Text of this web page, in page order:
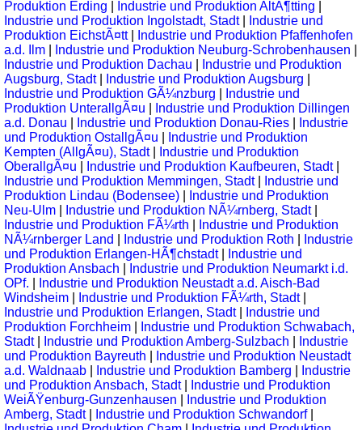
Produktion Erding
Industrie und Produktion AltÃ¶tting
Industrie und Produktion Ingolstadt, Stadt|
Industrie und
Produktion EichstÃ¤tt|
Industrie und Produktion Pfaffenhofen
a.d. Ilm
Industrie und Produktion Neuburg-Schrobenhausen
Industrie und Produktion Dachau
Industrie und Produktion
Augsburg, Stadt| Industrie und Produktion Augsburg
Industrie und Produktion GÃ¼nzburg
Industrie und
Produktion UnterallgÃ¤u
Industrie und Produktion Dillingen
a.d. Donau
Industrie und Produktion Donau-Ries
Industrie
und Produktion OstallgÃ¤u
Industrie und Produktion
Kempten (AllgÃ¤u), Stadt|
Industrie und Produktion
OberallgÃ¤u
Industrie und Produktion Kaufbeuren, Stadt|
Industrie und Produktion Memmingen, Stadt|
Industrie und
Produktion Lindau (Bodensee)
Industrie und Produktion
Neu-Ulm
Industrie und Produktion NÃ¼rnberg, Stadt|
Industrie und Produktion FÃ¼rth
Industrie und Produktion
NÃ¼rnberger Land
Industrie und Produktion Roth
Industrie
und Produktion Erlangen-HÃ¶chstadt|
Industrie und
Produktion Ansbach
Industrie und Produktion Neumarkt i.d.
OPf.
Industrie und Produktion Neustadt a.d. Aisch-Bad
Windsheim
Industrie und Produktion FÃ¼rth, Stadt|
Industrie und Produktion Erlangen, Stadt|
Industrie und
Produktion Forchheim
Industrie und Produktion Schwabach,
Stadt| Industrie und Produktion Amberg-Sulzbach
Industrie
und Produktion Bayreuth
Industrie und Produktion Neustadt
a.d. Waldnaab
Industrie und Produktion Bamberg
Industrie
und Produktion Ansbach, Stadt|
Industrie und Produktion
WeiÃŸenburg-Gunzenhausen
Industrie und Produktion
Amberg, Stadt| Industrie und Produktion Schwandorf|